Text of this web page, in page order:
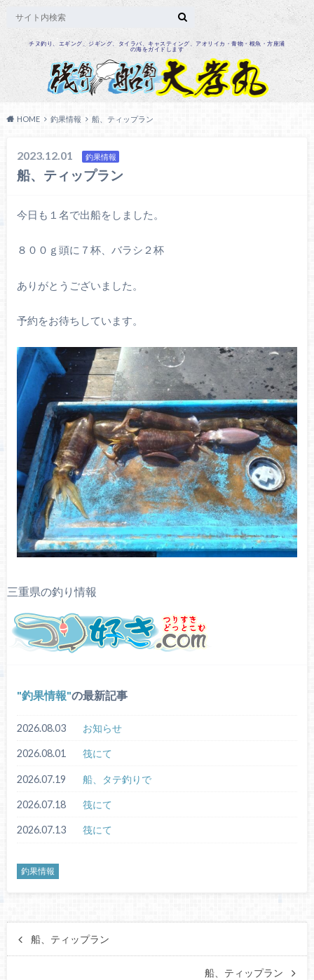
チヌ釣り、エギング、ジギング、タイラバ、キャスティング、アオリイカ・青物・根魚・方座浦
の海をガイドします
HOME 釣果情報 船、ティップラン
2023.12.01 釣果情報
船、ティップラン
今日も１名で出船をしました。
８００ｇ頭に７杯、バラシ２杯
ありがとうございました。
予約をお待ちしています。
三重県の釣り情報
釣果情報 の最新記事
2026.08.03 お知らせ
2026.08.01 筏にて
2026.07.19 船、タテ釣りで
2026.07.18 筏にて
2026.07.13 筏にて
釣果情報
船、ティップラン
船、ティップラン